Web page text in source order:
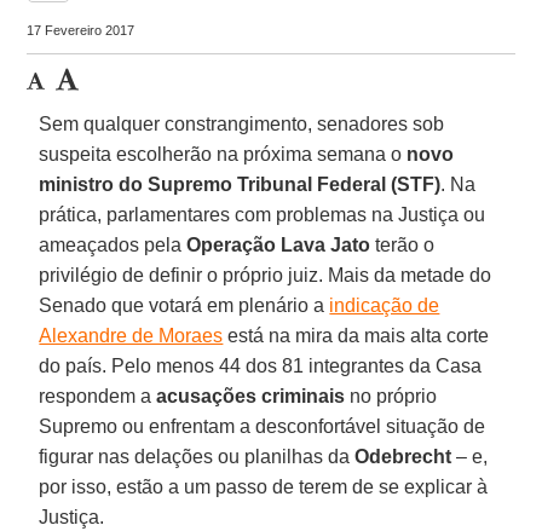
17 Fevereiro 2017
Sem qualquer constrangimento, senadores sob
suspeita escolherão na próxima semana o novo
ministro do Supremo Tribunal Federal (STF). Na
prática, parlamentares com problemas na Justiça ou
ameaçados pela Operação Lava Jato terão o
privilégio de definir o próprio juiz. Mais da metade do
Senado que votará em plenário a indicação de
Alexandre de Moraes está na mira da mais alta corte
do país. Pelo menos 44 dos 81 integrantes da Casa
respondem aacusações criminais no próprio
Supremo ou enfrentam a desconfortável situação de
figurar nas delações ou planilhas daOdebrecht – e,
por isso, estão a um passo de terem de se explicar à
Justiça.